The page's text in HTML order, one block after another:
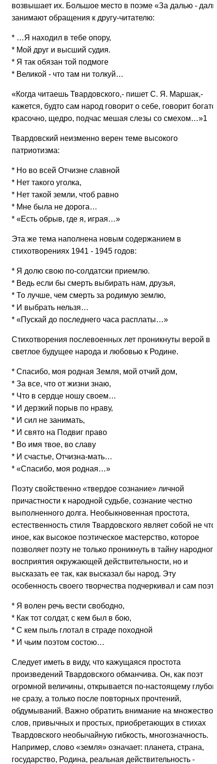
возвышает их. Большое место в поэме «За далью -
занимают обращения к другу-читателю:
* …Я находил в тебе опору,
* Мой друг и высший судия.
* Я так обязан той подмоге
* Великой - что там ни толкуй…
«Когда читаешь Твардовского,- пишет С. Я. Маршак,-
кажется, будто сам народ говорит о себе, говорит
красочно, щедро, подчас мешая слезы со смехом…»1
Твардовский неизменно верен теме высокого
патриотизма:
* Но во всей Отчизне славной
* Нет такого уголка,
* Нет такой земли, чтоб равно
* Мне была не дорога…
* «Есть обрыв, где я, играя…»
Эта же тема наполнена новым содержанием в
стихотворениях 1941 - 1945 годов:
* Я долю свою по-солдатски приемлю.
* Ведь если бы смерть выбирать нам, друзья,
* То лучше, чем смерть за родимую землю,
* И выбрать нельзя…
* «Пускай до последнего часа расплаты…»
Стихотворения послевоенных лет проникнуты верой в
светлое будущее народа и любовью к Родине.
* Спасибо, моя родная Земля, мой отчий дом,
* За все, что от жизни знаю,
* Что в сердце ношу своем…
* И дерзкий порыв по нраву,
* И сил не занимать,
* И свято на Подвиг право
* Во имя твое, во славу
* И счастье, Отчизна-мать…
* «Спасибо, моя родная…»
Поэту свойственно «твердое сознание» личной
причастности к народной судьбе, сознание честно
выполненного долга. Необыкновенная простота,
естественность стиля Твардовского являет собой не что
иное, как высокое поэтическое мастерство, которое
позволяет поэту не только проникнуть в тайну народного
восприятия окружающей действительности, но и
высказать ее так, как высказал бы народ. Эту
особенность своего творчества подчеркивал и сам поэт:
* Я волен речь вести свободно,
* Как тот солдат, с кем был в бою,
* С кем пыль глотал в страде походной
* И чьим поэтом состою…
Следует иметь в виду, что кажущаяся простота
произведений Твардовского обманчива. Он, как поэт
огромной величины, открывается по-настоящему
не сразу, а только после повторных прочтений,
обдумываний. Важно обратить внимание на множество
слов, привычных и простых, приобретающих в стихах
Твардовского необычайную гибкость, многозначность.
Например, слово «земля» означает: планета, страна,
государство, Родина, реальная действительность -